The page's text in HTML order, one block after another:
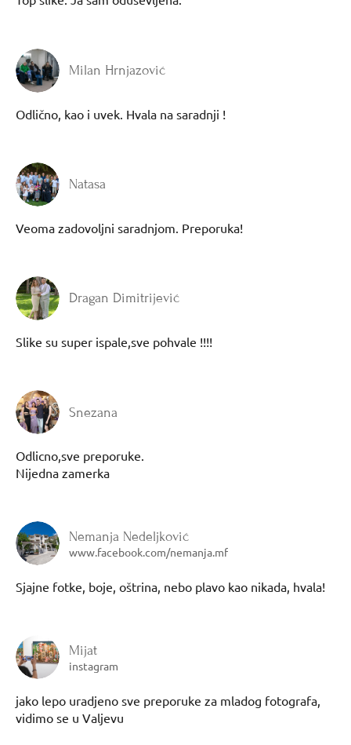
Milan Hrnjazović
Odlično, kao i uvek. Hvala na saradnji !
Natasa
Veoma zadovoljni saradnjom. Preporuka!
Dragan Dimitrijević
Slike su super ispale,sve pohvale !!!!
Snezana
Odlicno,sve preporuke.
Nijedna zamerka
Nemanja Nedeljković
www.facebook.com/nemanja.mf
Sjajne fotke, boje, oštrina, nebo plavo kao nikada, hvala!
Mijat
instagram
jako lepo uradjeno sve preporuke za mladog fotografa,
vidimo se u Valjevu